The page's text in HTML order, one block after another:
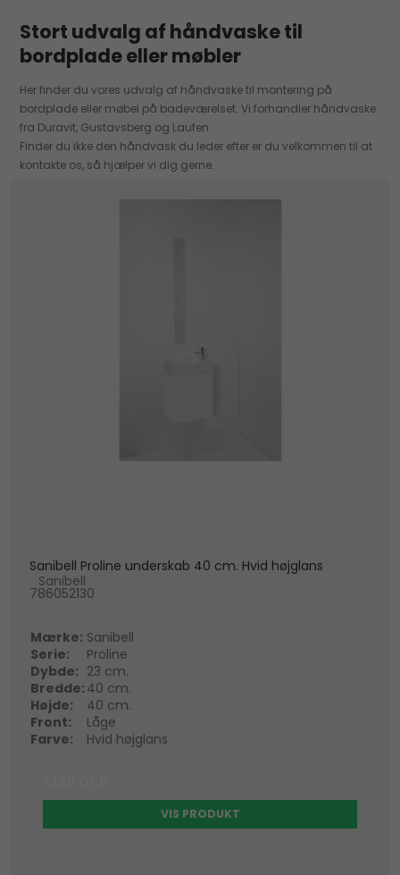
Stort udvalg af håndvaske til
bordplade eller møbler
Her finder du vores udvalg af håndvaske til montering på
bordplade eller møbel på badeværelset. Vi forhandler håndvaske
fra Duravit, Gustavsberg og Laufen.
Finder du ikke den håndvask du leder efter er du velkommen til at
kontakte os, så hjælper vi dig gerne.
Sanibell Proline underskab 40 cm. Hvid højglans
Sanibell
786052130
Mærke: Sanibell
Serie:
Proline
Dybde: 23 cm.
Bredde: 40 cm.
Højde:
40 cm.
Front:
Låge
Farve:
Hvid højglans
VIS PRODUKT